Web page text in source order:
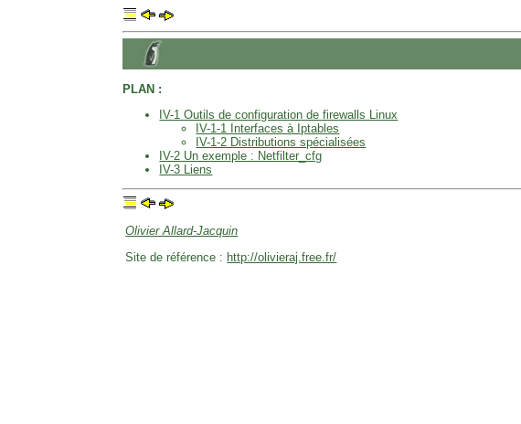
PLAN :
IV-1 Outils de configuration de firewalls Linux
IV-1-1 Interfaces à Iptables
IV-1-2 Distributions spécialisées
IV-2 Un exemple : Netfilter_cfg
IV-3 Liens
Olivier Allard-Jacquin
Site de référence : http://olivieraj.free.fr/